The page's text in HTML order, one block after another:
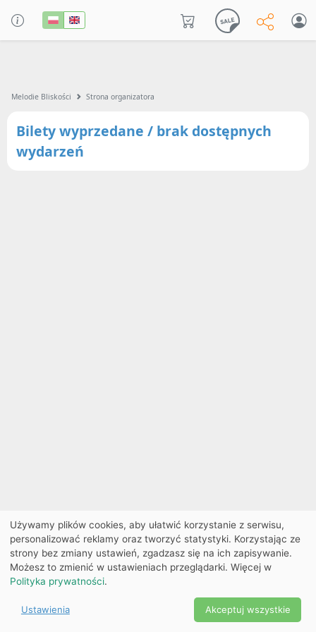
Melodie Bliskości Strona organizatora
Bilety wyprzedane / brak dostępnych
wydarzeń
Ekobilet2026 |
Ustawienia
cookies
2026
Używamy plików cookies, aby ułatwić korzystanie z serwisu,
personalizować reklamy oraz tworzyć statystyki. Korzystając ze
strony bez zmiany ustawień, zgadzasz się na ich zapisywanie.
Możesz to zmienić w ustawieniach przeglądarki. Więcej w
Polityka prywatności.
Ustawienia Akceptuj wszystkie